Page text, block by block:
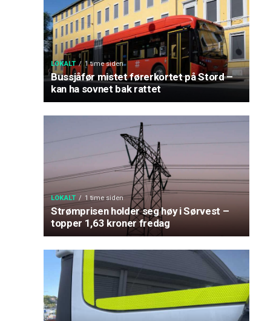
LOKALT 1 time siden
Bussjåfør mistet førerkortet på Stord –
kan ha sovnet bak rattet
LOKALT 1 time siden
Strømprisen holder seg høy i Sørvest –
topper 1,63 kroner fredag